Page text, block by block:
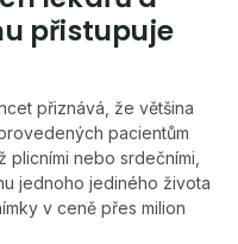
přistupuje
přiznává, že většina
pacientům
nebo srdečními,
jednoho jediného života
v ceně přes milion